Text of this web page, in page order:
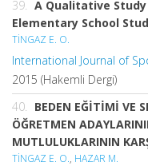
39.
A Qualitative
Elementary School
TİNGAZ E. O.
International Journal of
2015 (Hakemli Dergi)
40.
BEDEN EĞİTİMİ VE
ÖĞRETMEN
MUTLULUKLARININ
TİNGAZ E. O., HAZAR M.